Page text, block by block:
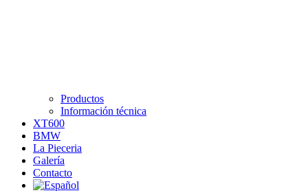
Productos
Información técnica
XT600
BMW
La Pieceria
Galería
Contacto